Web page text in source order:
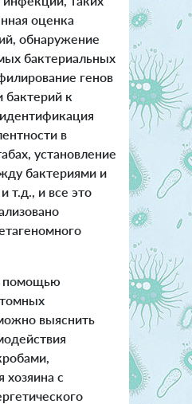
оценка
обнаружение
бактериальных
генов
бактерий к
в
установление
бактериями и
т.д., и все это
помощью
выяснить
хозяина с